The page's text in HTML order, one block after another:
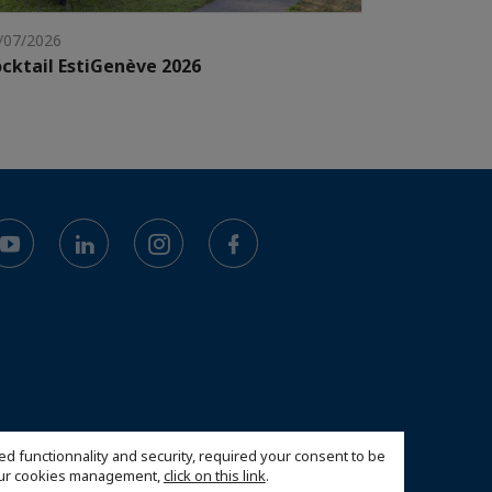
functionnality and security, required your consent to be
cookies management,click on this link.
2026
EstiGenève 2026